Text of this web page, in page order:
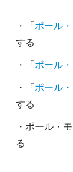
・「 ポール
する
・「 ポール
・「 ポール
する
・ポール・
る